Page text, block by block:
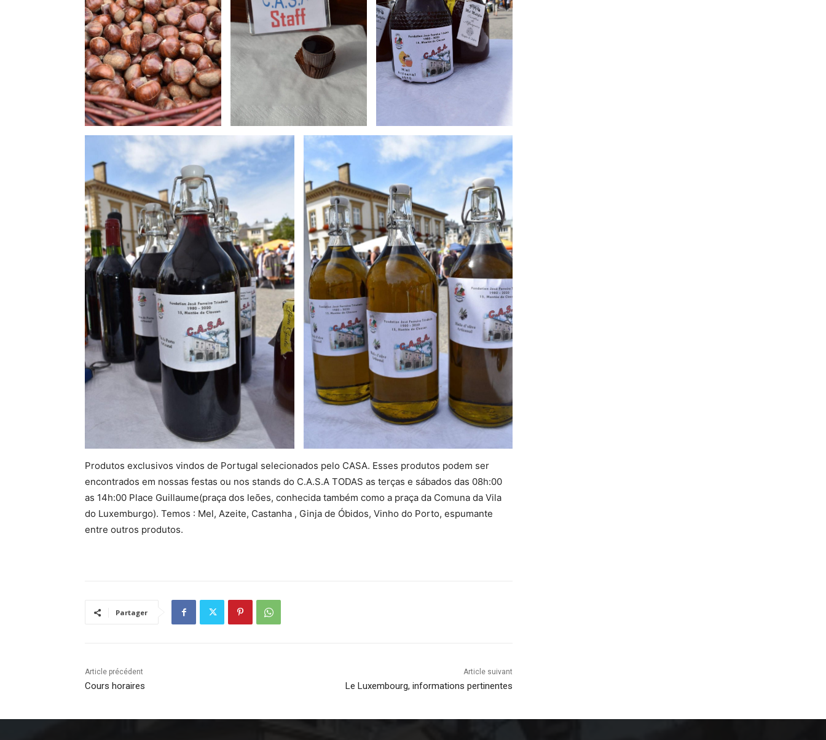
Produtos exclusivos vindos de Portugal selecionados pelo CASA. Esses produtos podem ser
encontrados em nossas festas ou nos stands do C.A.S.A TODAS as terças e sábados das 08h:00
as 14h:00 Place Guillaume(praça dos leões, conhecida também como a praça da Comuna da Vila
do Luxemburgo). Temos : Mel, Azeite, Castanha , Ginja de Óbidos, Vinho do Porto, espumante
entre outros produtos.
Partager
Article précédent
Cours horaires
Article suivant
Le Luxembourg, informations pertinentes